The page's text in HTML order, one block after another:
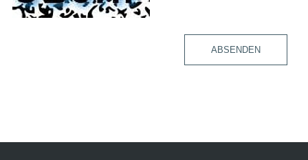
ABSENDEN